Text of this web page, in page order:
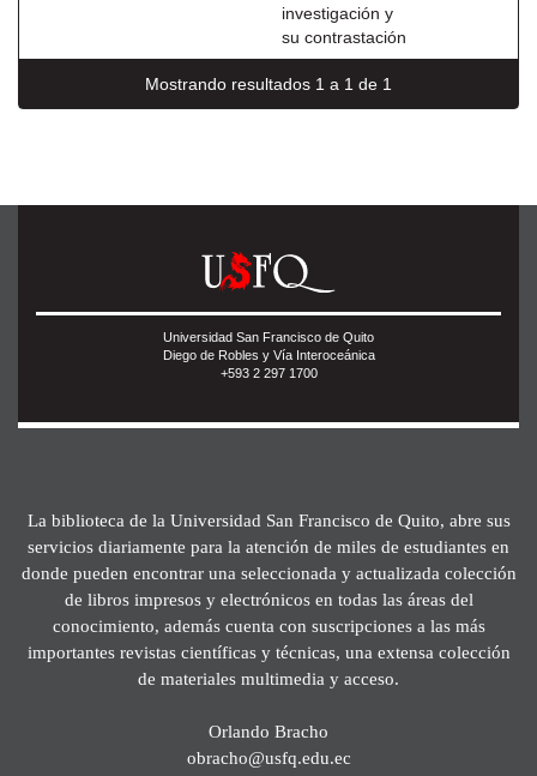
investigación y
su contrastación
Mostrando resultados 1 a 1 de 1
Universidad San Francisco de Quito
Diego de Robles y Vía Interoceánica
+593 2 297 1700
La biblioteca de la Universidad San Francisco de Quito, abre sus
servicios diariamente para la atención de miles de estudiantes en
donde pueden encontrar una seleccionada y actualizada colección
de libros impresos y electrónicos en todas las áreas del
conocimiento, además cuenta con suscripciones a las más
importantes revistas científicas y técnicas, una extensa colección
de materiales multimedia y acceso.
Orlando Bracho
obracho@usfq.edu.ec